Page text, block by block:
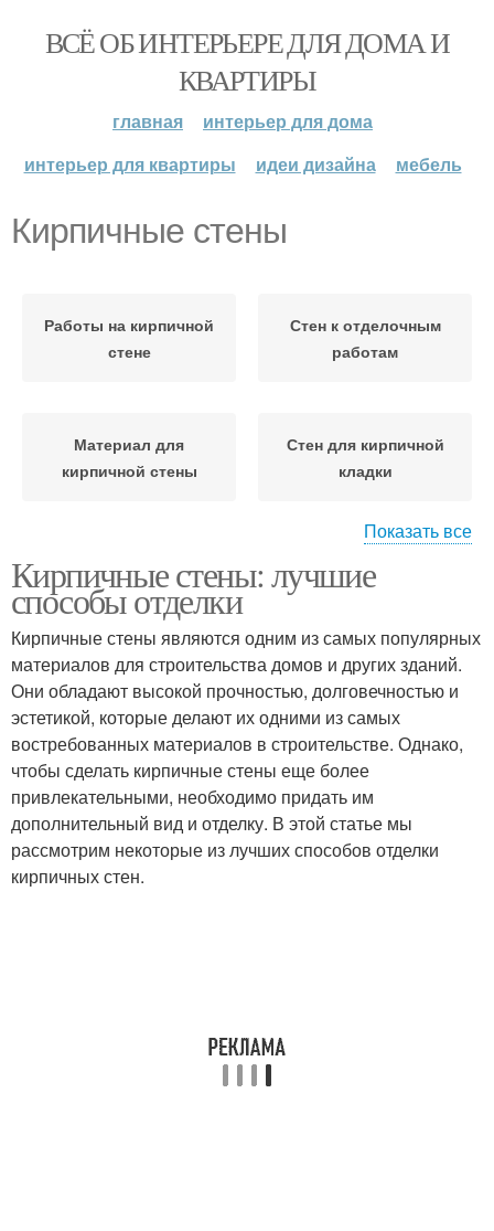
ВСЁ ОБ ИНТЕРЬЕРЕ ДЛЯ ДОМА И
КВАРТИРЫ
главная
интерьер для дома
интерьер для квартиры
идеи дизайна мебель
Кирпичные стены
Работы на кирпичной
стене
Стен к отделочным
работам
Материал для
кирпичной стены
Стен для кирпичной
кладки
Высыхания на стенах Стены из бетона
Деревянные стены Стены из гипсокартона
Стен для дверных
проёмов
Стены при сооружении
Показать все
Кирпичные стены: лучшие
способы отделки
Кирпичные стены являются одним из самых популярных
материалов для строительства домов и других зданий.
Они обладают высокой прочностью, долговечностью и
эстетикой, которые делают их одними из самых
востребованных материалов в строительстве. Однако,
чтобы сделать кирпичные стены еще более
привлекательными, необходимо придать им
дополнительный вид и отделку. В этой статье мы
рассмотрим некоторые из лучших способов отделки
кирпичных стен.